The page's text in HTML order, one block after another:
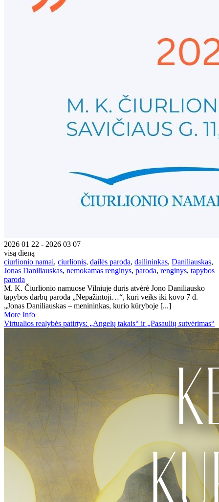
2026 01 22 - 2026 03 07
visą dieną
ciurlionio namai, ciurlionis, dailės paroda, dailininkas, Daniliauskas,
Jonas Daniliauskas, nemokamas renginys, paroda, renginys, tapybos
paroda
M. K. Čiurlionio namuose Vilniuje duris atvėrė Jono Daniliausko
tapybos darbų paroda „Nepažintoji…“, kuri veiks iki kovo 7 d.
„Jonas Daniliauskas – menininkas, kurio kūryboje [...]
More Info
Virtualios realybės patirtys: „Angelų takais“ ir „Pasaulių sutvėrimas“